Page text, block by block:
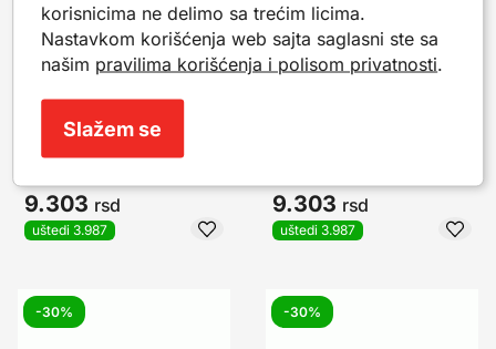
Patike Legero 362-
1000
9.303 rsd
uštedi 3.987
9.303 rsd
uštedi 3.987
-30% -30%
korisnicima ne delimo sa trećim licima.
Nastavkom korišćenja web sajta saglasni ste sa
našim pravilima korišćenja i polisom privatnosti.
Slažem se